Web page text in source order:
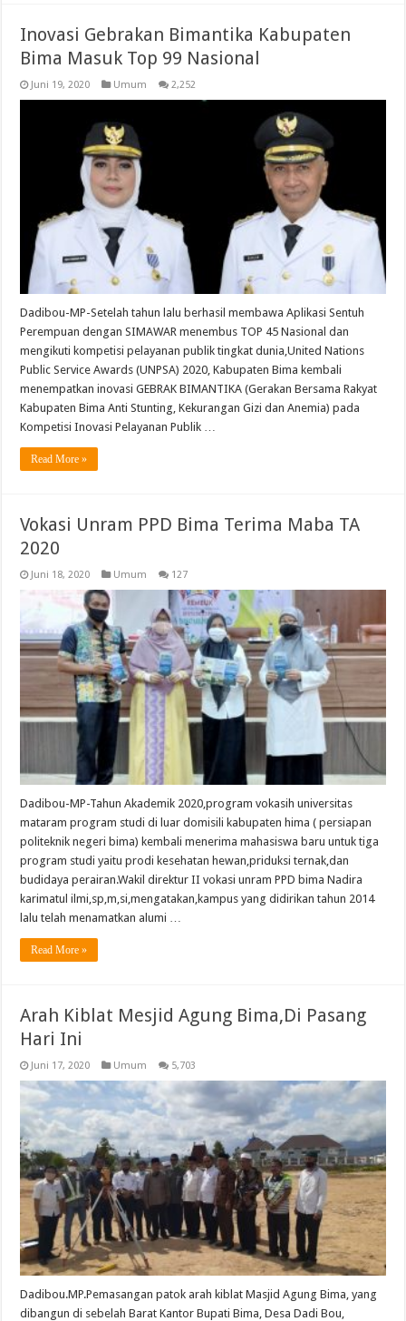
Inovasi Gebrakan Bimantika Kabupaten
Bima Masuk Top 99 Nasional
Juni 19, 2020 Umum 2,252
Dadibou-MP-Setelah tahun lalu berhasil membawa Aplikasi Sentuh
Perempuan dengan SIMAWAR menembus TOP 45 Nasional dan
mengikuti kompetisi pelayanan publik tingkat dunia,United Nations
Public Service Awards (UNPSA) 2020, Kabupaten Bima kembali
menempatkan inovasi GEBRAK BIMANTIKA (Gerakan Bersama Rakyat
Kabupaten Bima Anti Stunting, Kekurangan Gizi dan Anemia) pada
Kompetisi Inovasi Pelayanan Publik …
Read More »
Vokasi Unram PPD Bima Terima Maba TA
2020
Juni 18, 2020 Umum 127
Dadibou-MP-Tahun Akademik 2020,program vokasih universitas
mataram program studi di luar domisili kabupaten hima ( persiapan
politeknik negeri bima) kembali menerima mahasiswa baru untuk tiga
program studi yaitu prodi kesehatan hewan,priduksi ternak,dan
budidaya perairan.Wakil direktur II vokasi unram PPD bima Nadira
karimatul ilmi,sp,m,si,mengatakan,kampus yang didirikan tahun 2014
lalu telah menamatkan alumi …
Read More »
Arah Kiblat Mesjid Agung Bima,Di Pasang
Hari Ini
Juni 17, 2020 Umum 5,703
Dadibou.MP.Pemasangan patok arah kiblat Masjid Agung Bima, yang
dibangun di sebelah Barat Kantor Bupati Bima, Desa Dadi Bou,